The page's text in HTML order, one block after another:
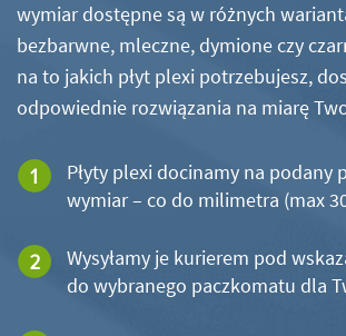
wymiar dostępne są w różnych
bezbarwne, mleczne, dymione czy
na to jakich płyt plexi potrzebujesz,
odpowiednie rozwiązania na miarę
Płyty plexi docinamy na podany
wymiar – co do milimetra (max
Wysyłamy je kurierem pod
do wybranego paczkomatu dla